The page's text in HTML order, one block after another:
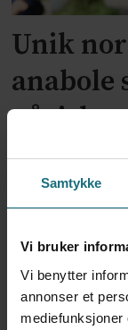
Samtykke
Vi bruker
Vi benytter
annonser et
Unik
anabole
ANNONSE KUN FOR
ANNONSE KUN FOR
ANNONSE KUN FOR